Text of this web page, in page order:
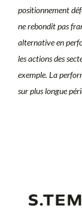
positionnement
ne rebondit pas
alternative en
les actions des
exemple. La
sur plus longue